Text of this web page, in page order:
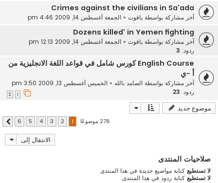
Crimes against the civilians in Sa'ada
آخر مشاركة بواسطة ياقوت« الجمعة أغسطس 14, 2009 4:46 pm
Dozens killed' in Yemen fighting
آخر مشاركة بواسطة ياقوت« الجمعة أغسطس 14, 2009 12:13 pm
ردود: 3
English Course كورس شامل في قواعد اللغة الانجليزية من
أ -ي
آخر مشاركة بواسطة الصامد بالله« الخميس أغسطس 13, 2009 3:50 pm
ردود: 23
موضوع جديد
278 موضوعًا 2
3
4
5
6 التالي
الانتقال إلى
صلاحيات المنتدى
لا تستطيعكتابة مواضيع جديدة في هذا المنتدى
لا تستطيعكتابة ردود في هذا المنتدى